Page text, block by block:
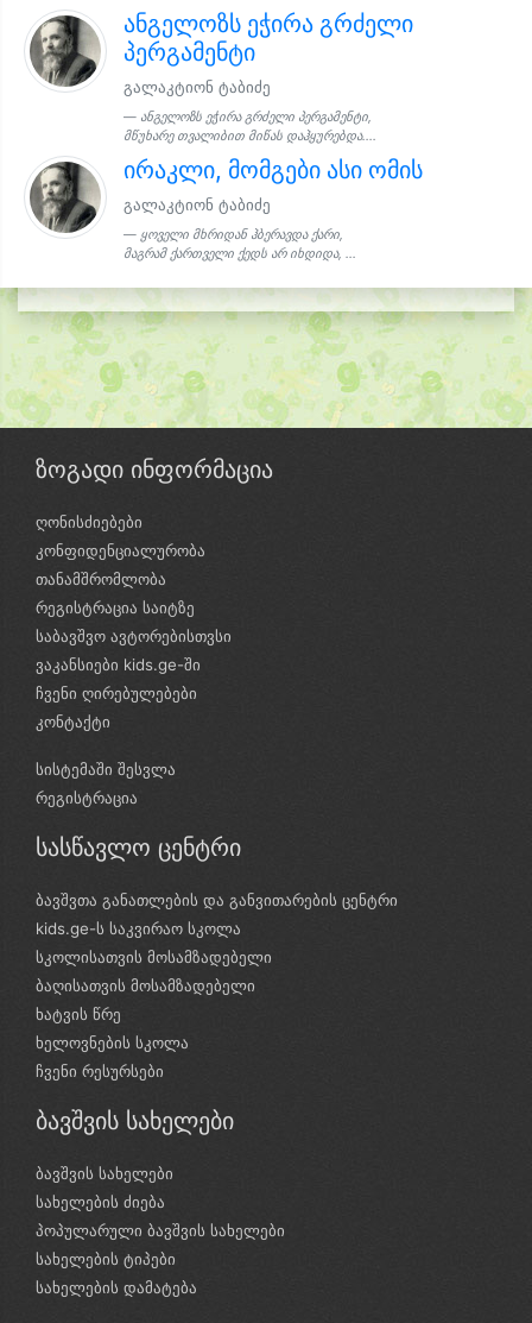
ანგელოზს ეჭირა გრძელი
პერგამენტი
გალაკტიონ ტაბიძე
ანგელოზს ეჭირა გრძელი პერგამენტი,
მწუხარე თვალიბით მიწას დაჰყურებდა....
ირაკლი, მომგები ასი ომის
გალაკტიონ ტაბიძე
ყოველი მხრიდან ჰბერავდა ქარი,
მაგრამ ქართველი ქედს არ იხდიდა, ...
ზოგადი ინფორმაცია
ღონისძიებები
კონფიდენციალურობა
თანამშრომლობა
რეგისტრაცია საიტზე
საბავშვო ავტორებისთვსი
ვაკანსიები kids.ge-ში
ჩვენი ღირებულებები
კონტაქტი
სისტემაში შესვლა
რეგისტრაცია
სასწავლო ცენტრი
ბავშვთა განათლების და განვითარების ცენტრი
kids.ge-ს საკვირაო სკოლა
სკოლისათვის მოსამზადებელი
ბაღისათვის მოსამზადებელი
ხატვის წრე
ხელოვნების სკოლა
ჩვენი რესურსები
ბავშვის სახელები
ბავშვის სახელები
სახელების ძიება
პოპულარული ბავშვის სახელები
სახელების ტიპები
სახელების დამატება